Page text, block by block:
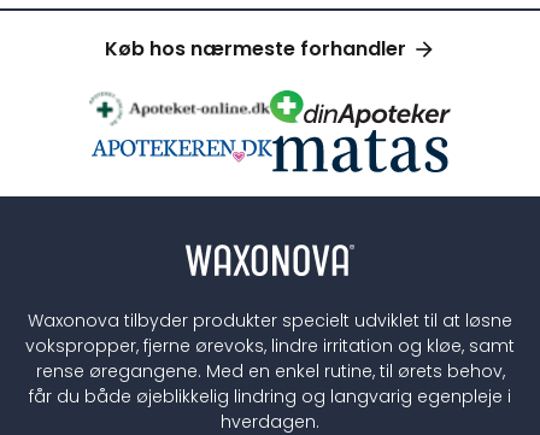
Køb hos nærmeste forhandler
Waxonova tilbyder produkter specielt udviklet til at løsne
vokspropper, fjerne ørevoks, lindre irritation og kløe, samt
rense øregangene. Med en enkel rutine, til ørets behov,
får du både øjeblikkelig lindring og langvarig egenpleje i
hverdagen.